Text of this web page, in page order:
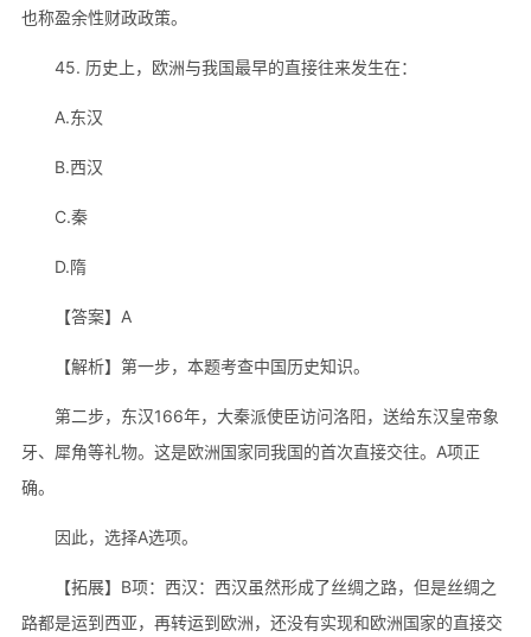
也称盈余性财政政策。
45. 历史上，欧洲与我国最早的直接往来发生在：
A.东汉
B.西汉
C.秦
D.隋
【答案】A
【解析】第一步，本题考查中国历史知识。
第二步，东汉166年，大秦派使臣访问洛阳，送给东汉皇帝象
牙、犀角等礼物。这是欧洲国家同我国的首次直接交往。A项正
确。
因此，选择A选项。
【拓展】B项：西汉：西汉虽然形成了丝绸之路，但是丝绸之
路都是运到西亚，再转运到欧洲，还没有实现和欧洲国家的直接交